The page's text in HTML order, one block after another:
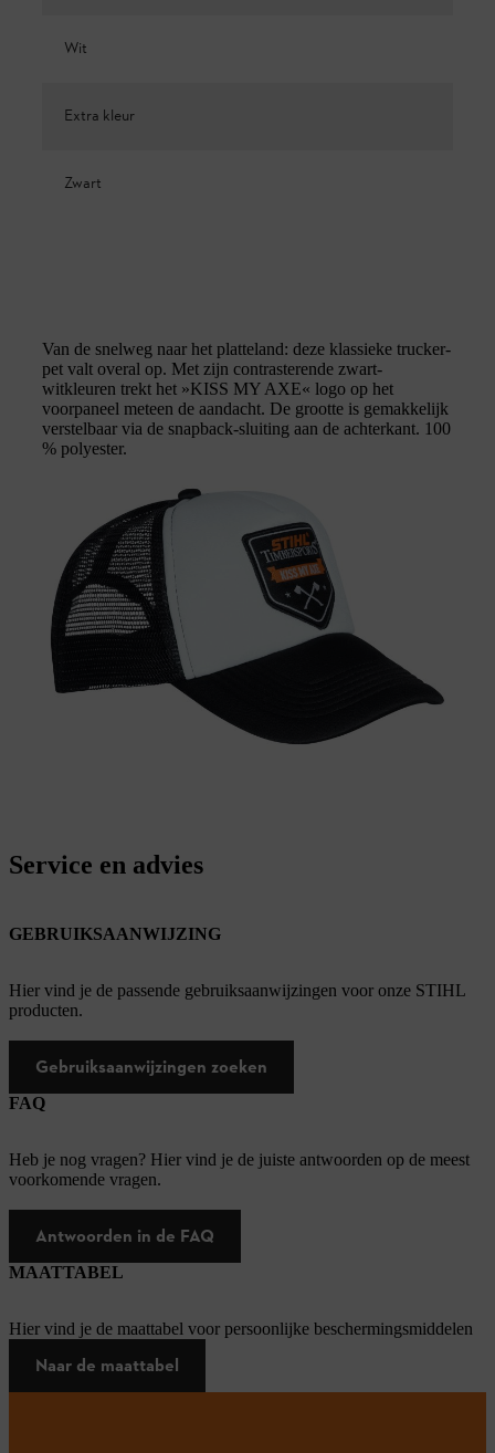
Wit
Extra kleur
Zwart
Van de snelweg naar het platteland: deze klassieke trucker-
pet valt overal op. Met zijn contrasterende zwart-
witkleuren trekt het »KISS MY AXE« logo op het
voorpaneel meteen de aandacht. De grootte is gemakkelijk
verstelbaar via de snapback-sluiting aan de achterkant. 100
% polyester.
Service en advies
GEBRUIKSAANWIJZING
Hier vind je de passende gebruiksaanwijzingen voor onze STIHL
producten.
Gebruiksaanwijzingen zoeken
FAQ
Heb je nog vragen? Hier vind je de juiste antwoorden op de meest
voorkomende vragen.
Antwoorden in de FAQ
MAATTABEL
Hier vind je de maattabel voor persoonlijke beschermingsmiddelen
Naar de maattabel